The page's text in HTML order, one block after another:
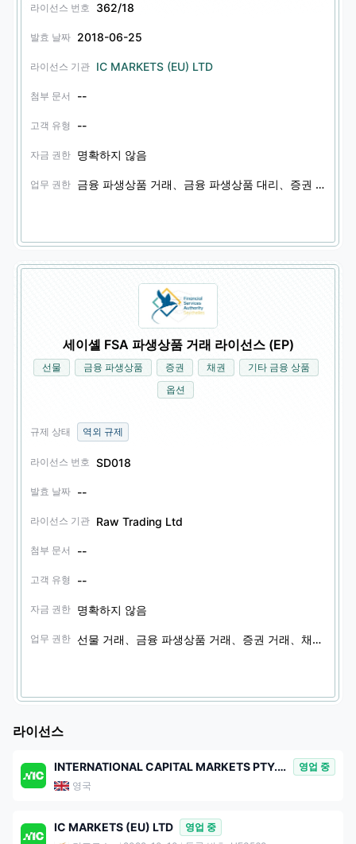
라이선스 번호 362/18
발효 날짜 2018-06-25
라이선스 기관 IC MARKETS (EU) LTD
첨부 문서 --
고객 유형 --
자금 권한 명확하지 않음
업무 권한 금융 파생상품 거래、금융 파생상품 대리、증권 거래、증권 대리
세이셸 FSA 파생상품 거래 라이선스 (EP)
선물 금융 파생상품 증권 채권
기타 금융 상품
옵션
규제 상태 역외 규제
라이선스 번호 SD018
발효 날짜 --
라이선스 기관 Raw Trading Ltd
첨부 문서 --
고객 유형 --
자금 권한 명확하지 않음
업무 권한 선물 거래、금융 파생상품 거래、증권 거래、채권 거래、기타 금융 상품 거래、옵션 거래
라이선스
INTERNATIONAL CAPITAL MARKETS PTY. LTD.
영업 중
영국
IC MARKETS (EU) LTD
영업 중